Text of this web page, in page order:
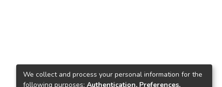
We collect and process your personal information for the
following purposes: Authentication, Preferences,